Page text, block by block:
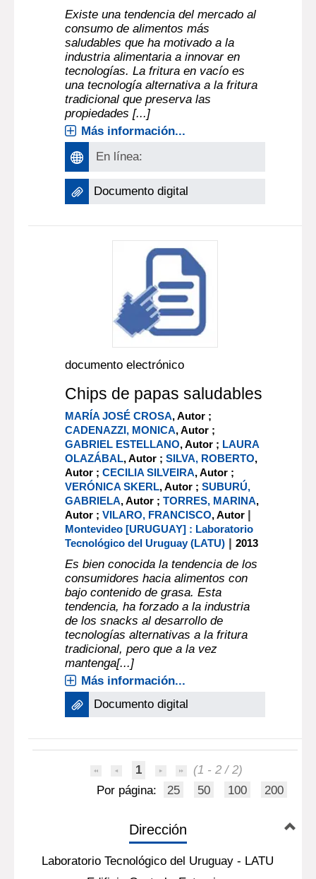
Existe una tendencia del mercado al
consumo de alimentos más
saludables que ha motivado a la
industria alimentaria a innovar en
tecnologías. La fritura en vacío es
una tecnología alternativa a la fritura
tradicional que preserva las
propiedades [...]
Más información...
En línea:
Documento digital
documento electrónico
Chips de papas saludables
MARÍA JOSÉ CROSA, Autor ;
CADENAZZI, MONICA, Autor ;
GABRIEL ESTELLANO, Autor ; LAURA
OLAZÁBAL, Autor ;SILVA, ROBERTO,
Autor ;CECILIA SILVEIRA, Autor ;
VERÓNICA SKERL, Autor ;SUBURÚ,
GABRIELA, Autor ;TORRES, MARINA,
Autor ;VILARO, FRANCISCO, Autor |
Montevideo [URUGUAY] : Laboratorio
Tecnológico del Uruguay (LATU) |2013
Es bien conocida la tendencia de los
consumidores hacia alimentos con
bajo contenido de grasa. Esta
tendencia, ha forzado a la industria
de los snacks al desarrollo de
tecnologías alternativas a la fritura
tradicional, pero que a la vez
mantenga[...]
Más información...
Documento digital
1
(1 - 2 / 2)
Por página:
25 50 100 200
Dirección
Laboratorio Tecnológico del Uruguay - LATU